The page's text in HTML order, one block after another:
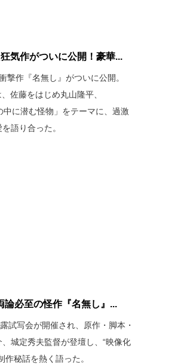
気作がついに公開！豪華...
作『名無し』がついに公開。
佐藤をはじめ丸山隆平、
に潜む怪物」をテーマに、過激
語り合った。
論必至の怪作『名無し』...
試写会が開催され、原作・脚本・
城定秀夫監督が登壇し、“映像化
秘話を熱く語った。